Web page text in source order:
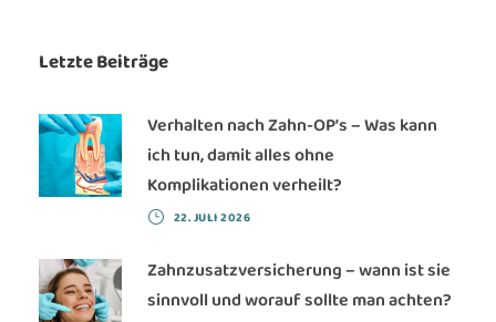
Letzte Beiträge
Verhalten nach Zahn-OP’s – Was kann
ich tun, damit alles ohne
Komplikationen verheilt?
22. JULI 2026
Zahnzusatzversicherung – wann ist sie
sinnvoll und worauf sollte man achten?